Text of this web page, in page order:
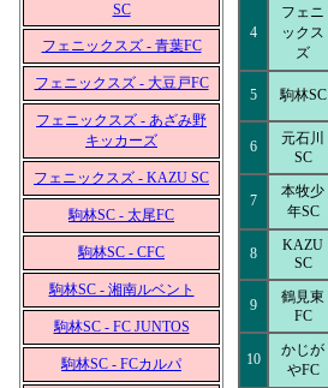
SC
フェニックスズ - 青葉FC
フェニックスズ - 大豆戸FC
フェニックスズ - あざみ野
キッカーズ
フェニックスズ - KAZU SC
駒林SC - 太尾FC
駒林SC - CFC
駒林SC - 湘南ルベント
駒林SC - FC JUNTOS
駒林SC - FCカルパ
4
フェニ
ックス
ズ
5 駒林SC
6
元石川
SC
7
本牧少
年SC
8
KAZU
SC
9
鶴見東
FC
10
かじが
やFC